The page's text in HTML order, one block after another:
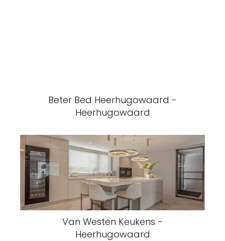
Beter Bed Heerhugowaard -
Heerhugowaard
Van Westen Keukens -
Heerhugowaard